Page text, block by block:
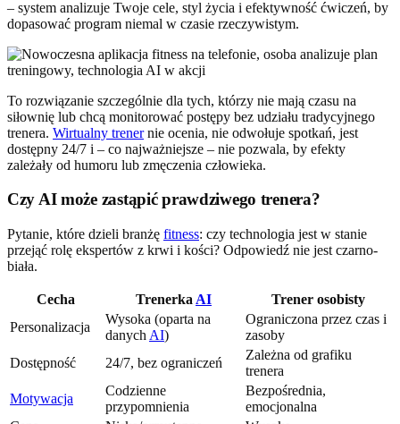
– system analizuje Twoje cele, styl życia i efektywność ćwiczeń, by
dopasować program niemal w czasie rzeczywistym.
To rozwiązanie szczególnie dla tych, którzy nie mają czasu na
siłownię lub chcą monitorować postępy bez udziału tradycyjnego
trenera. Wirtualny trenernie ocenia, nie odwołuje spotkań, jest
dostępny 24/7 i – co najważniejsze – nie pozwala, by efekty
zależały od humoru lub zmęczenia człowieka.
Czy AI może zastąpić prawdziwego trenera?
Pytanie, które dzieli branżę fitness: czy technologia jest w stanie
przejąć rolę ekspertów z krwi i kości? Odpowiedź nie jest czarno-
biała.
Cecha Trenerka AI
Trener osobisty
Personalizacja
Wysoka (oparta na
danych AI)
Ograniczona przez czas i
zasoby
Dostępność
24/7, bez ograniczeń
Zależna od grafiku
trenera
Motywacja
Codzienne
przypomnienia
Bezpośrednia,
emocjonalna